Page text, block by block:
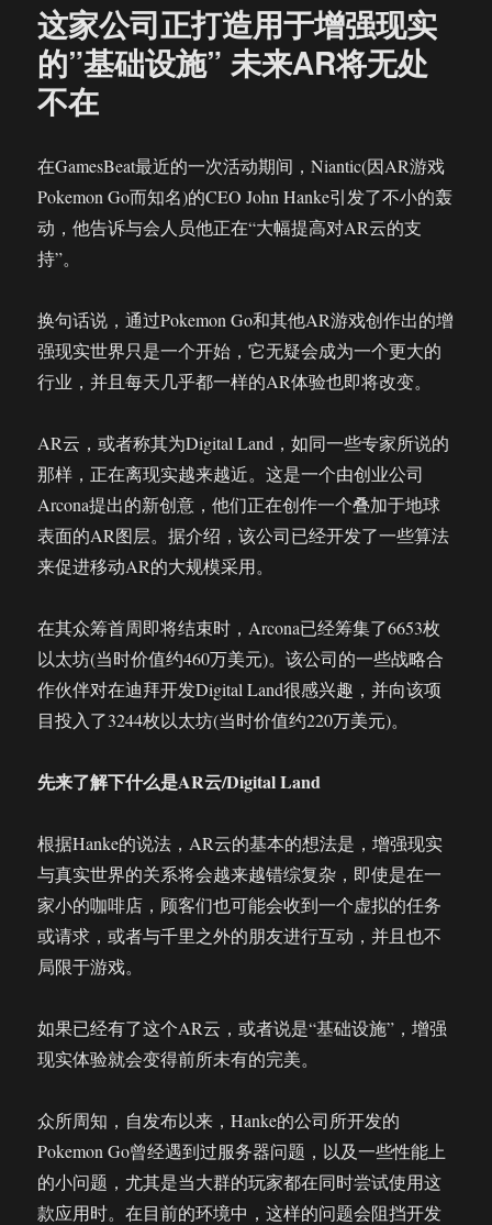
爱
增
强
首
要
了
决
潜
在
的
险
这家公司正打造用于增强现实
的”基础设施” 未来AR将无处
不在
在GamesBeat最近的一次活动期间，Niantic(因AR游戏
Pokemon Go而知名)的CEO John Hanke引发了不小的轰
动，他告诉与会人员他正在“大幅提高对AR云的支
持”。
换句话说，通过Pokemon Go和其他AR游戏创作出的增
强现实世界只是一个开始，它无疑会成为一个更大的
行业，并且每天几乎都一样的AR体验也即将改变。
AR云，或者称其为Digital Land，如同一些专家所说的
那样，正在离现实越来越近。这是一个由创业公司
Arcona提出的新创意，他们正在创作一个叠加于地球
表面的AR图层。据介绍，该公司已经开发了一些算法
来促进移动AR的大规模采用。
在其众筹首周即将结束时，Arcona已经筹集了6653枚
以太坊(当时价值约460万美元)。该公司的一些战略合
作伙伴对在迪拜开发Digital Land很感兴趣，并向该项
目投入了3244枚以太坊(当时价值约220万美元)。
先来了解下什么是AR云/Digital Land
根据Hanke的说法，AR云的基本的想法是，增强现实
与真实世界的关系将会越来越错综复杂，即使是在一
家小的咖啡店，顾客们也可能会收到一个虚拟的任务
或请求，或者与千里之外的朋友进行互动，并且也不
局限于游戏。
如果已经有了这个AR云，或者说是“基础设施”，增强
现实体验就会变得前所未有的完美。
众所周知，自发布以来，Hanke的公司所开发的
Pokemon Go曾经遇到过服务器问题，以及一些性能上
的小问题，尤其是当大群的玩家都在同时尝试使用这
款应用时。在目前的环境中，这样的问题会阻挡开发